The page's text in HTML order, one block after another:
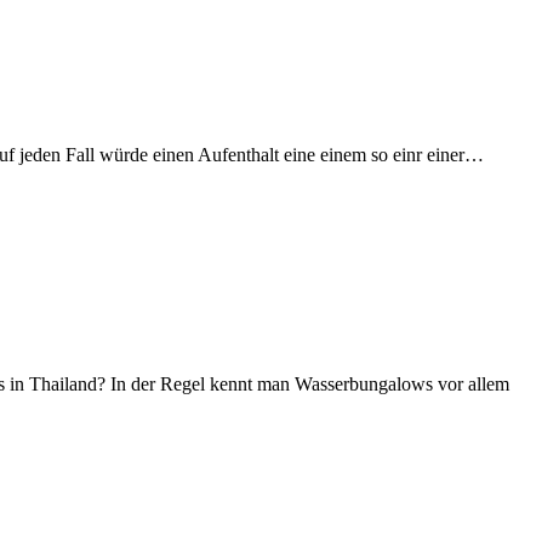
jeden Fall würde einen Aufenthalt eine einem so einr einer…
Thailand? In der Regel kennt man Wasserbungalows vor allem